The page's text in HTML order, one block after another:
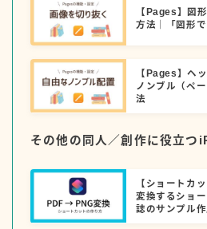
【Pages】図
方法｜「図形で
【Pages】ヘ
ノンブル（ペ
法
その他の同人／創作に役立つ
【ショートカ
変換するショ
誌のサンプル作